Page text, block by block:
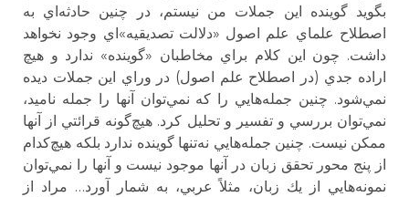
بگويد گوينده اين جملات من نيستم، در چنين حادثه‌اي به
اصطلاح علماي علم اصول «دلالت تصديقيه»اي وجود نخواهد
داشت. چون اين كلام براي مخاطبان «گوينده» ندارد و هيچ
اراده جدي (در اصطلاح علم اصول) در وراي اين جملات ديده
نمي‌شود. چنين جمله‌هايي را كه نمي‌توان آنها را جمله ناميد،
نمي‌توان بررسي و تفسير و تحليل كرد. هيچ‌گونه قرائتي از آنها
ممكن نيست. چنين جمله‌هايي نه‌تنها گوينده ندارد بلكه هيچ‌كدام
از پنج محور تحقق زبان در آنها موجود نيست و آنها را نمي‌توان
نمونه‌هايي از يك زبان،‌ مثلاً عربي، به شمار آورد… مراد از